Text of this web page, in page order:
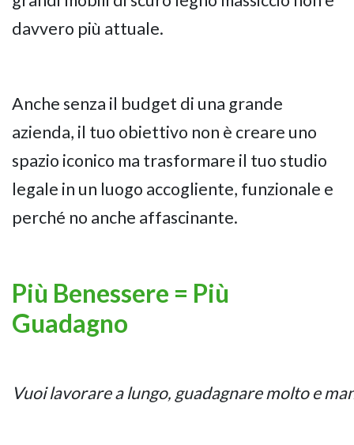
davvero più attuale.
Anche senza il budget di una grande
azienda, il tuo obiettivo non è creare uno
spazio iconico ma trasformare il tuo studio
legale in un luogo accogliente, funzionale e
perché no anche affascinante.
Più Benessere = Più
Guadagno
Vuoi lavorare a lungo, guadagnare molto e